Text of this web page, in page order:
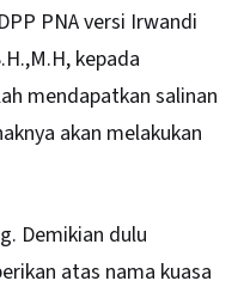
PNAversi Irwandi
kepada
mendapatkan salinan
akan melakukan
Demikian dulu
atas nama kuasa